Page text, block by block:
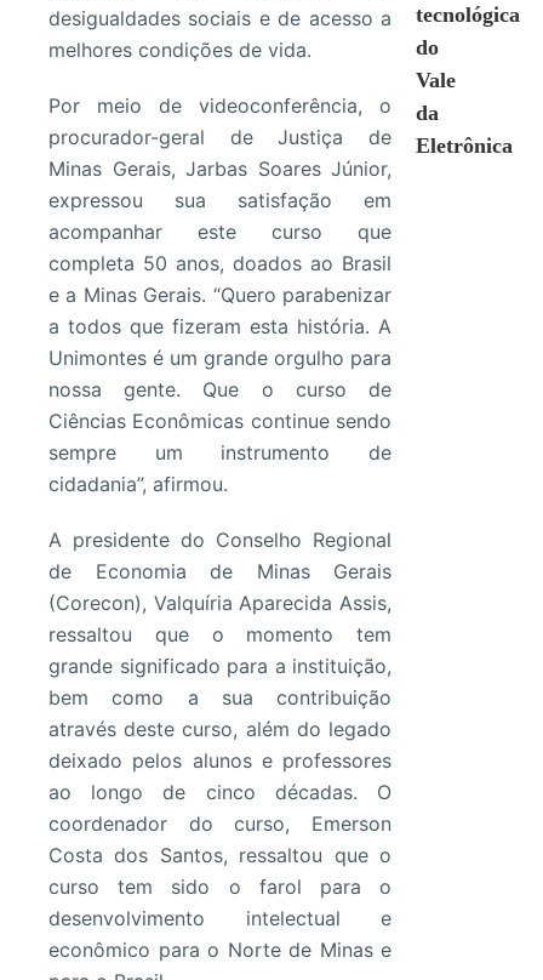
desigualdades sociais e de acesso a
melhores condições de vida.
Por meio de videoconferência, o
procurador-geral de Justiça de
Minas Gerais, Jarbas Soares Júnior,
expressou sua satisfação em
acompanhar este curso que
completa 50 anos, doados ao Brasil
e a Minas Gerais. “Quero parabenizar
a todos que fizeram esta história. A
Unimontes é um grande orgulho para
nossa gente. Que o curso de
Ciências Econômicas continue sendo
sempre um instrumento de
cidadania”, afirmou.
A presidente do Conselho Regional
de Economia de Minas Gerais
(Corecon), Valquíria Aparecida Assis,
ressaltou que o momento tem
grande significado para a instituição,
bem como a sua contribuição
através deste curso, além do legado
deixado pelos alunos e professores
ao longo de cinco décadas. O
coordenador do curso, Emerson
Costa dos Santos, ressaltou que o
curso tem sido o farol para o
desenvolvimento intelectual e
econômico para o Norte de Minas e
tecnológica
do
Vale
da
Eletrônica